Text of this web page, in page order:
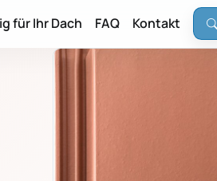
für Ihr Dach FAQ Kontakt